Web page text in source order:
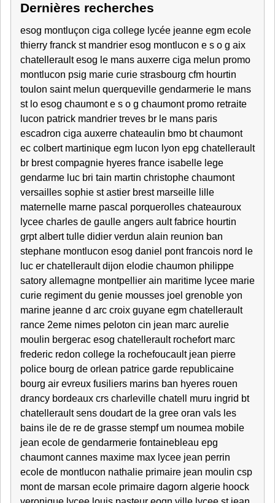
Dernières recherches
esog montluçon ciga college lycée jeanne egm ecole
thierry franck st mandrier esog montlucon e s o g aix
chatellerault esog le mans auxerre ciga melun promo
montlucon psig marie curie strasbourg cfm hourtin
toulon saint melun querqueville gendarmerie le mans
st lo esog chaumont e s o g chaumont promo retraite
lucon patrick mandrier treves br le mans paris
escadron ciga auxerre chateaulin bmo bt chaumont
ec colbert martinique egm lucon lyon epg chatellerault
br brest compagnie hyeres france isabelle lege
gendarme luc bri tain martin christophe chaumont
versailles sophie st astier brest marseille lille
maternelle marne pascal porquerolles chateauroux
lycee charles de gaulle angers ault fabrice hourtin
grpt albert tulle didier verdun alain reunion ban
stephane montlucon esog daniel pont francois nord le
luc er chatellerault dijon elodie chaumon philippe
satory allemagne montpellier ain maritime lycee marie
curie regiment du genie mousses joel grenoble yon
marine jeanne d arc croix guyane egm chatellerault
rance 2eme nimes peloton cin jean marc aurelie
moulin bergerac esog chatellerault rochefort marc
frederic redon college la rochefoucault jean pierre
police bourg de orlean patrice garde republicaine
bourg air evreux fusiliers marins ban hyeres rouen
drancy bordeaux crs charleville chatell muru ingrid bt
chatellerault sens doudart de la gree oran vals les
bains ile de re de grasse stempf um noumea mobile
jean ecole de gendarmerie fontainebleau epg
chaumont cannes maxime max lycee jean perrin
ecole de montlucon nathalie primaire jean moulin csp
mont de marsan ecole primaire dagorn algerie hoock